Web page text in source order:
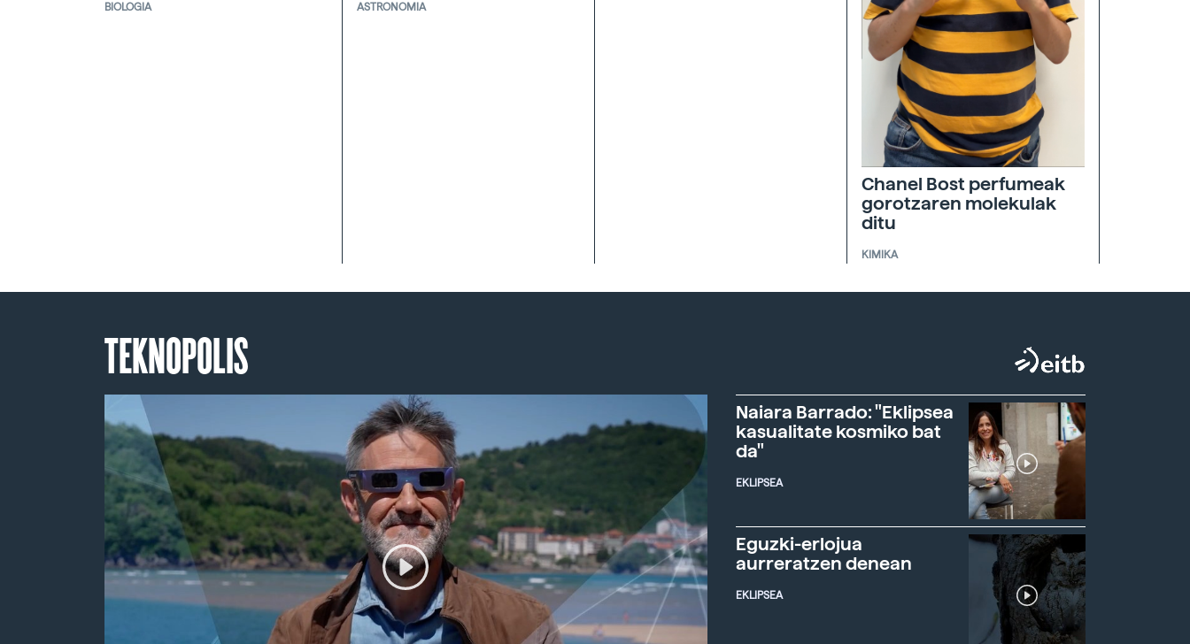
BIOLOGIA ASTRONOMIA
Chanel Bost perfumeak
gorotzaren molekulak
ditu
KIMIKA
TEKNOPOLIS
Naiara Barrado: "Eklipsea
kasualitate kosmiko bat
da"
EKLIPSEA
Eguzki-erlojua
aurreratzen denean
EKLIPSEA